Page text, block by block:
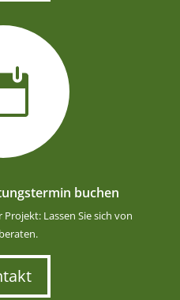
buchen
Lassen Sie sich von